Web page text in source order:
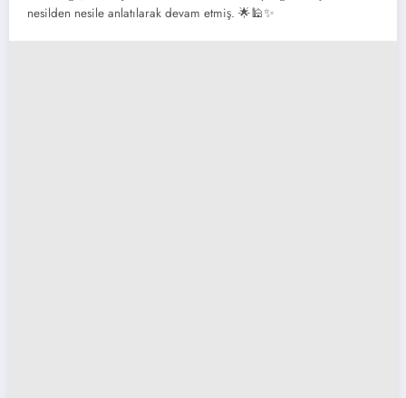
nesilden nesile anlatılarak devam etmiş. 🌟🕌✨